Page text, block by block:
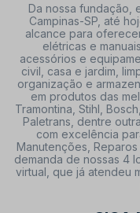
Da nossa fundação,
Campinas-SP, até
alcance para
elétricas e
acessórios e
civil, casa e jardim,
organização e
em produtos das
Tramontina, Stihl,
Paletrans, dentre
com excelência
Manutenções,
demanda de nossas 4
virtual, que já atendeu